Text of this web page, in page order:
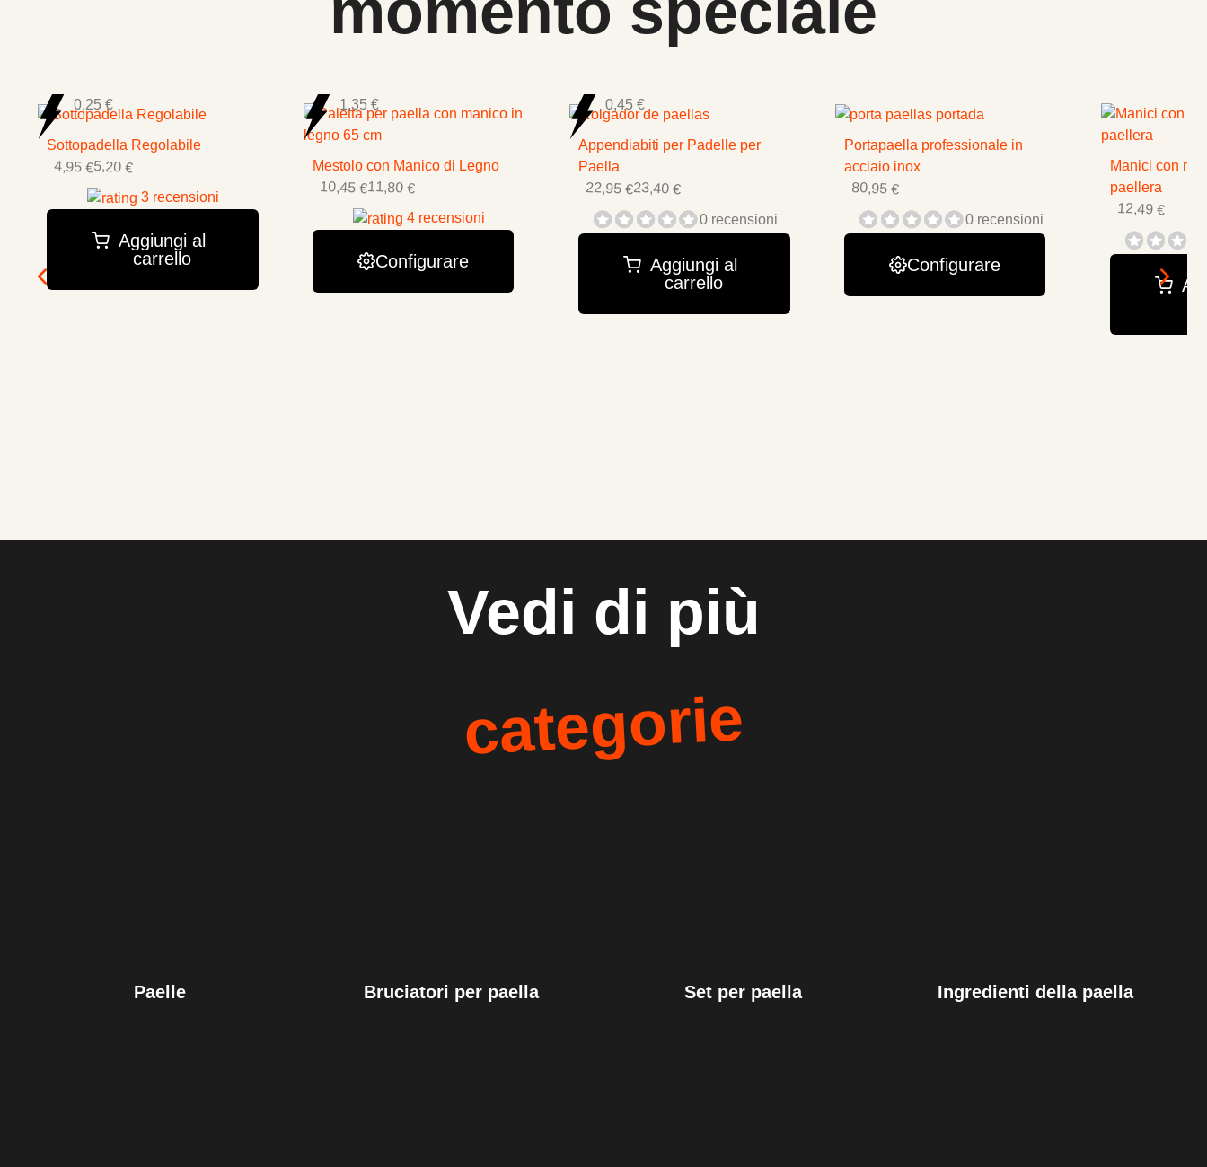
0,25 €
Sottopadella Regolabile
4,95 €5,20 €
3 recensioni
Aggiungi al
carrello
1,35 €
Mestolo con Manico di Legno
10,45 €11,80 €
4 recensioni
Configurare
0,45 €
Appendiabiti per Padelle per
Paella
22,95 €23,40 €
0 recensioni
Aggiungi al
carrello
Portapaella professionale in
acciaio inox
80,95 €
0 recensioni
Configurare
Manici con
paellera
12,49 €
Vedi di più
categorie
Paelle Bruciatori per paella Set per paella Ingredienti della paella